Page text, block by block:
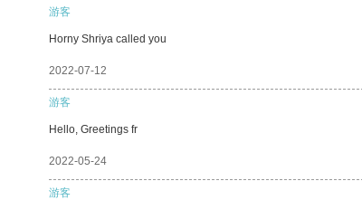
游客
Horny Shriya called you
2022-07-12
游客
Hello, Greetings fr
2022-05-24
游客